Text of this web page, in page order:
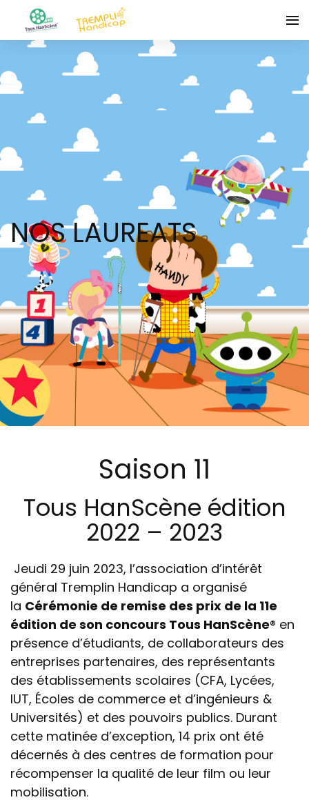
NOS LAUREATS
Saison 11
Tous HanScène édition
2022 – 2023
Jeudi 29 juin 2023, l’association d’intérêt
général Tremplin Handicap a organisé
la Cérémonie de remise des prix de la 11e
édition de son concours Tous HanScène® en
présence d’étudiants, de collaborateurs des
entreprises partenaires, des représentants
des établissements scolaires (CFA, Lycées,
IUT, Écoles de commerce et d’ingénieurs &
Universités) et des pouvoirs publics. Durant
cette matinée d’exception, 14 prix ont été
décernés à des centres de formation pour
récompenser la qualité de leur film ou leur
mobilisation.